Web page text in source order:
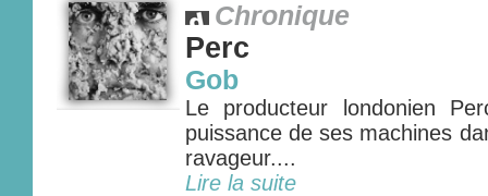
Chronique
Perc
Gob
Le producteur londonien
puissance de ses machines
ravageur....
Lire la suite